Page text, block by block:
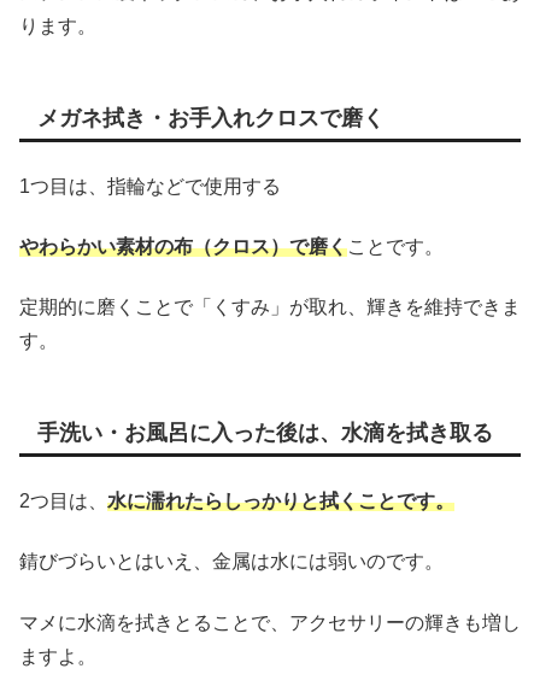
ります。
メガネ拭き・お手入れクロスで磨く
1つ目は、指輪などで使用する
やわらかい素材の布（クロス）で磨くことです。
定期的に磨くことで「くすみ」が取れ、輝きを維持できま
す。
手洗い・お風呂に入った後は、水滴を拭き取る
2つ目は、 水に濡れたらしっかりと拭くことです。
錆びづらいとはいえ、金属は水には弱いのです。
マメに水滴を拭きとることで、アクセサリーの輝きも増し
ますよ。